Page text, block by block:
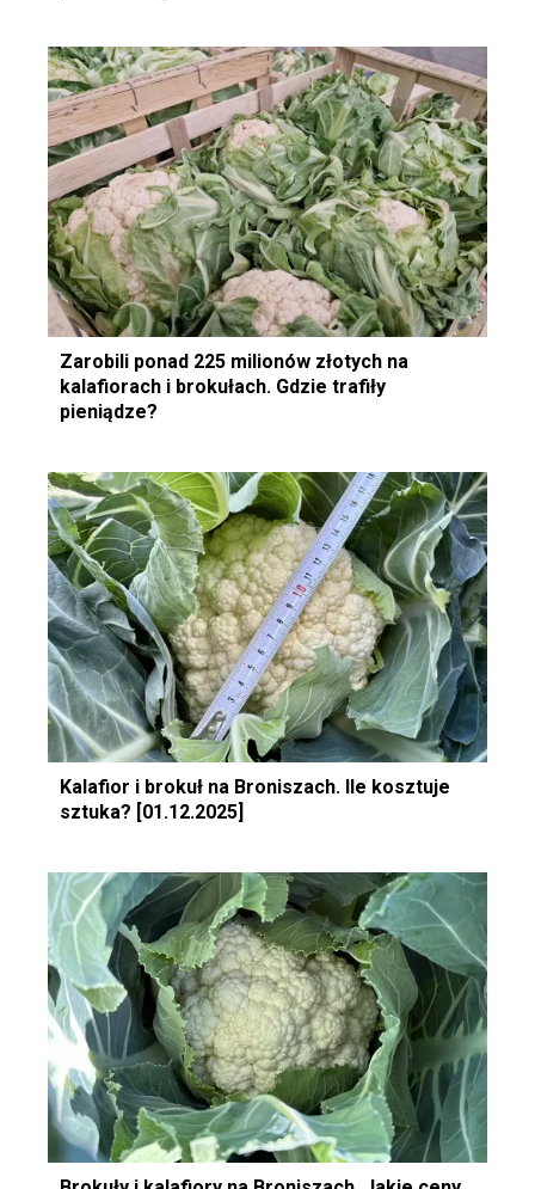
Zarobili ponad 225 milionów złotych na
kalafiorach i brokułach. Gdzie trafiły
pieniądze?
Kalafior i brokuł na Broniszach. Ile kosztuje
sztuka? [01.12.2025]